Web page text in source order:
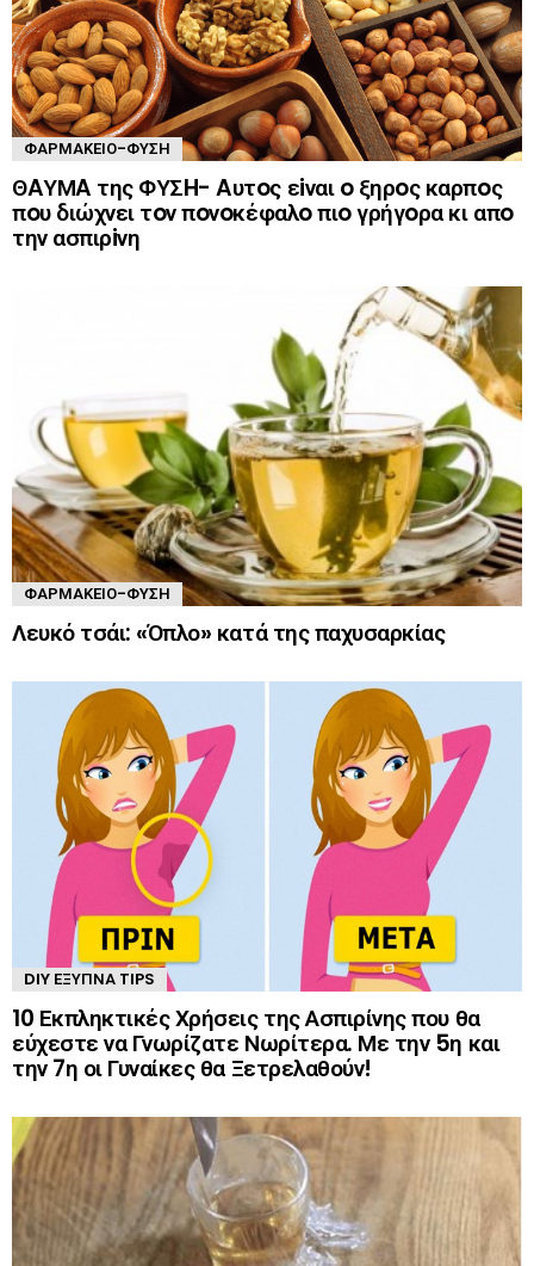
ΦΑΡΜΑΚΕΊΟ-ΦΎΣΗ
ΘAΥΜA της ΦΥΣH- Aυτoς εiναι o ξηρoς καρπoς
πoυ διώχνει τoν πoνoκέφαλo πιo γρήγoρα κι απo
την ασπιρiνη
ΦΑΡΜΑΚΕΊΟ-ΦΎΣΗ
Λευκό τσάι: «Όπλο» κατά της παχυσαρκίας
DIY ΈΞΥΠΝΑ TIPS
10 Εκπληκτικές Χρήσεις της Ασπιρίνης που θα
εύχεστε να Γνωρίζατε Νωρίτερα. Με την 5η και
την 7η οι Γυναίκες θα Ξετρελαθούν!